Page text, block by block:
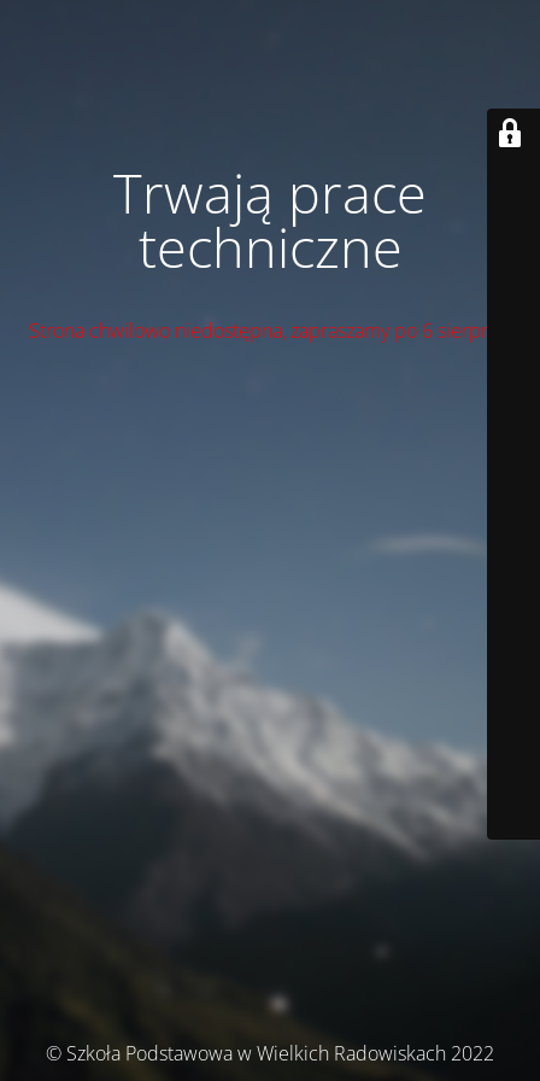
Trwają prace
techniczne
Strona chwilowo niedostępna, zapraszamy po 6 sierpnia!
© Szkoła Podstawowa w Wielkich Radowiskach 2022